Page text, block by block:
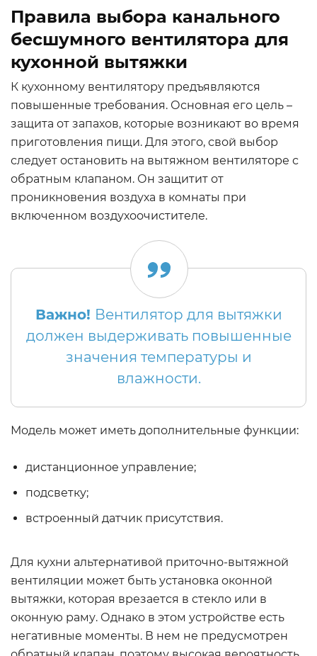
Правила выбора канального
бесшумного вентилятора для
кухонной вытяжки
К кухонному вентилятору предъявляются
повышенные требования. Основная его цель –
защита от запахов, которые возникают во время
приготовления пищи. Для этого, свой выбор
следует остановить на вытяжном вентиляторе с
обратным клапаном. Он защитит от
проникновения воздуха в комнаты при
включенном воздухоочистителе.
Важно! Вентилятор для вытяжки
должен выдерживать повышенные
значения температуры и
влажности.
Модель может иметь дополнительные функции:
дистанционное управление;
подсветку;
встроенный датчик присутствия.
Для кухни альтернативой приточно-вытяжной
вентиляции может быть установка оконной
вытяжки, которая врезается в стекло или в
оконную раму. Однако в этом устройстве есть
негативные моменты. В нем не предусмотрен